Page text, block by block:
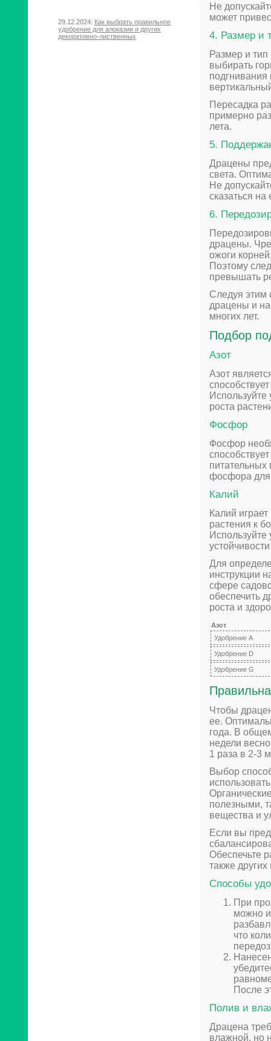
29.12.2024: Как выбрать правильное
удобрение для алоказии и других
декоративно-лиственных
Не
может
4. Размер и
Размер и
выбирать
подгнивания
Пересадка
примерно
лета.
5.
Драцены
света.
Не
сказаться на
6.
драцены.
ожоги
Поэтому
превышать
Следуя этим
драцены и
многих лет.
Подбор
Азот
Азот
роста
Фосфор
Фосфор
фосфора для
Калий
Калий
растения к
Для
инструкции
сфере
обеспечить
роста и
Азот
Удобрение A
Удобрение D
Удобрение G
Чтобы
ее.
года. В
недели
1 раза в 2-3
Выбор
полезными,
вещества и
Если вы
Обеспечьте
также
Способы
При
можно
что
После
Полив и
Драцена
влажной, но